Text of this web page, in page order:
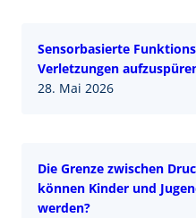
Sensorbasierte
Verletzungen
28. Mai 2026
Die Grenze zwischen
können Kinder und
werden?